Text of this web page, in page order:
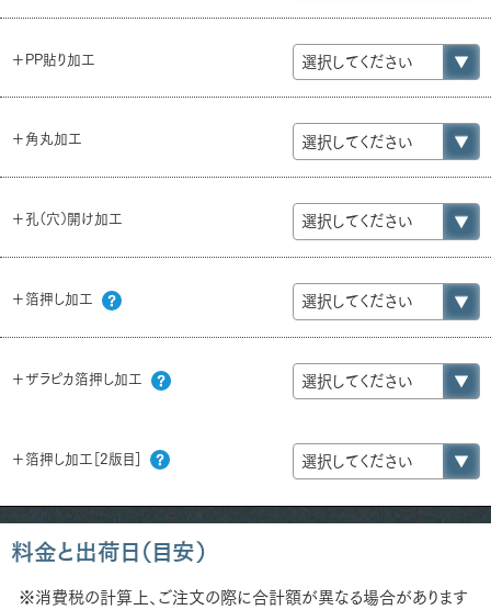
＋PP貼り加工
＋角丸加工
＋孔（穴）開け加工
＋箔押し加工
＋ザラピカ箔押し加工
＋箔押し加工［2版目］
料金と出荷日（目安）
※消費税の計算上、ご注文の際に合計額が異なる場合があります